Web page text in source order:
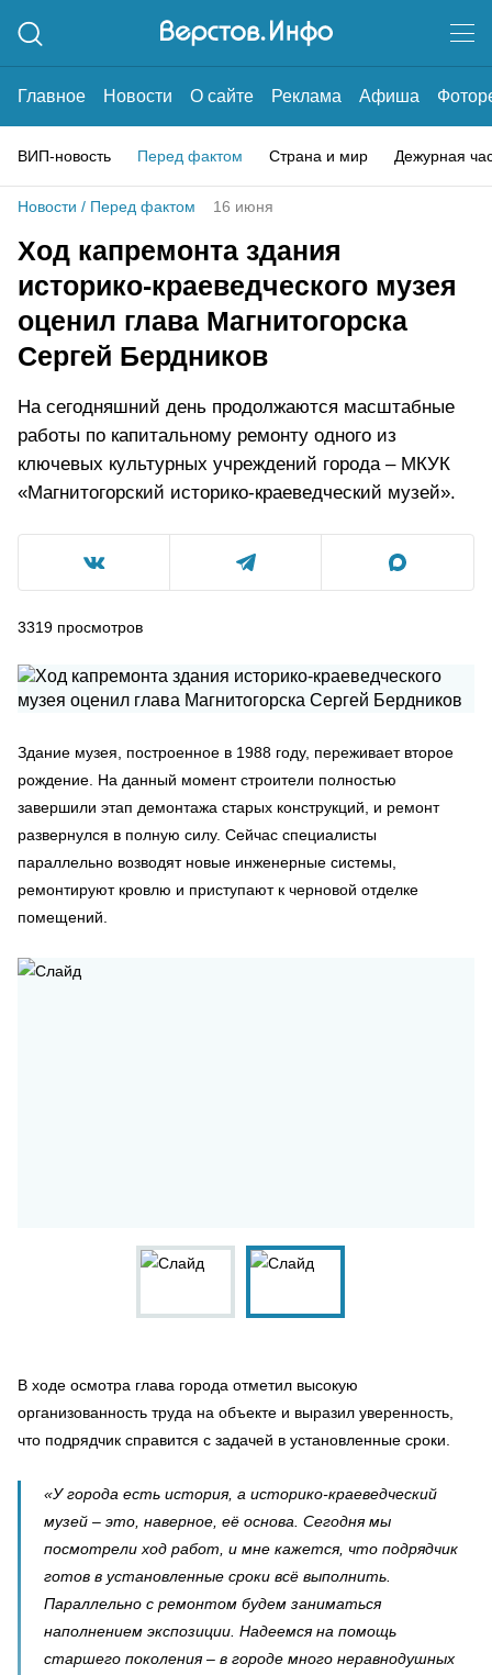
Главное Новости О сайте Реклама Афиша
ВИП-новость Перед фактом Страна и мир Дежурная
Новости / Перед фактом 16 июня
Ход капремонта здания
историко-краеведческого музея
оценил глава Магнитогорска
Сергей Бердников
На сегодняшний день продолжаются масштабные
работы по капитальному ремонту одного из
ключевых культурных учреждений города – МКУК
«Магнитогорский историко-краеведческий музей».
3319 просмотров
Здание музея, построенное в 1988 году, переживает второе
рождение. На данный момент строители полностью
завершили этап демонтажа старых конструкций, и ремонт
развернулся в полную силу. Сейчас специалисты
параллельно возводят новые инженерные системы,
ремонтируют кровлю и приступают к черновой отделке
помещений.
В ходе осмотра глава города отметил высокую
организованность труда на объекте и выразил уверенность,
что подрядчик справится с задачей в установленные сроки.
«У города есть история, а историко-краеведческий
музей – это, наверное, её основа. Сегодня мы
посмотрели ход работ, и мне кажется, что подрядчик
готов в установленные сроки всё выполнить.
Параллельно с ремонтом будем заниматься
наполнением экспозиции. Надеемся на помощь
старшего поколения – в городе много неравнодушных